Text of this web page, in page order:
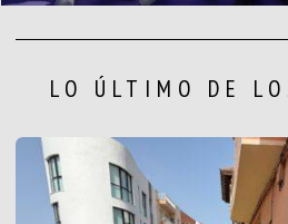
LO ÚLTIMO DE